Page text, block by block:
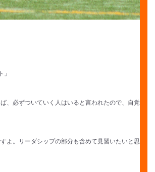
、必ずついていく人はいると言われたので、自覚
よ。リーダシップの部分も含めて見習いたいと思